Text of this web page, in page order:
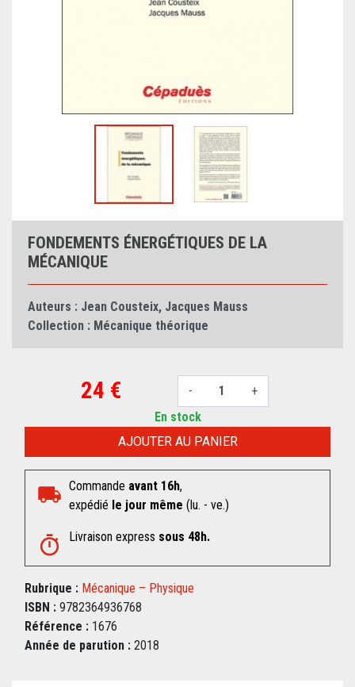
FONDEMENTS ÉNERGÉTIQUES DE LA
MÉCANIQUE
Auteurs : Jean Cousteix, Jacques Mauss
Collection : Mécanique théorique
24 € - +
AJOUTER AU PANIER
En stock
Commande avant 16h,
expédié le jour même (lu. - ve.)
Livraison express sous 48h.
Rubrique : Mécanique – Physique
ISBN : 9782364936768
Référence : 1676
Année de parution : 2018